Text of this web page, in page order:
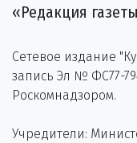
«Редакция
Сетевое издание
запись Эл № ФС77-
Роскомнадзором.
Учредители: